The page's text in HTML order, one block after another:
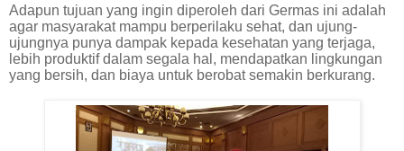
Adapun tujuan yang ingin diperoleh dari Germas ini adalah
agar masyarakat mampu berperilaku sehat, dan ujung-
ujungnya punya dampak kepada kesehatan yang terjaga,
lebih produktif dalam segala hal, mendapatkan lingkungan
yang bersih, dan biaya untuk berobat semakin berkurang.